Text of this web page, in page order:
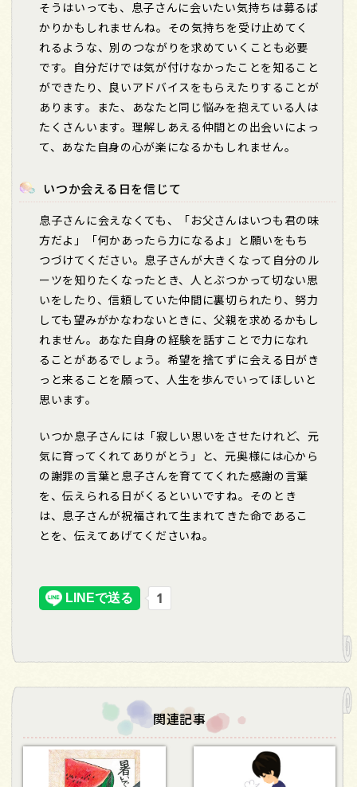
そうはいっても、息子さんに会いたい気持ちは募るば
かりかもしれませんね。その気持ちを受け止めてく
れるような、別のつながりを求めていくことも必要
です。自分だけでは気が付けなかったことを知ること
ができたり、良いアドバイスをもらえたりすることが
あります。また、あなたと同じ悩みを抱えている人は
たくさんいます。理解しあえる仲間との出会いによっ
て、あなた自身の心が楽になるかもしれません。
いつか会える日を信じて
息子さんに会えなくても、「お父さんはいつも君の味
方だよ」「何かあったら力になるよ」と願いをもち
つづけてください。息子さんが大きくなって自分のル
ーツを知りたくなったとき、人とぶつかって切ない思
いをしたり、信頼していた仲間に裏切られたり、努力
しても望みがかなわないときに、父親を求めるかもし
れません。あなた自身の経験を話すことで力になれ
ることがあるでしょう。希望を捨てずに会える日がき
っと来ることを願って、人生を歩んでいってほしいと
思います。
いつか息子さんには「寂しい思いをさせたけれど、元
気に育ってくれてありがとう」と、元奥様には心から
の謝罪の言葉と息子さんを育ててくれた感謝の言葉
を、伝えられる日がくるといいですね。そのとき
は、息子さんが祝福されて生まれてきた命であるこ
とを、伝えてあげてくださいね。
関連記事